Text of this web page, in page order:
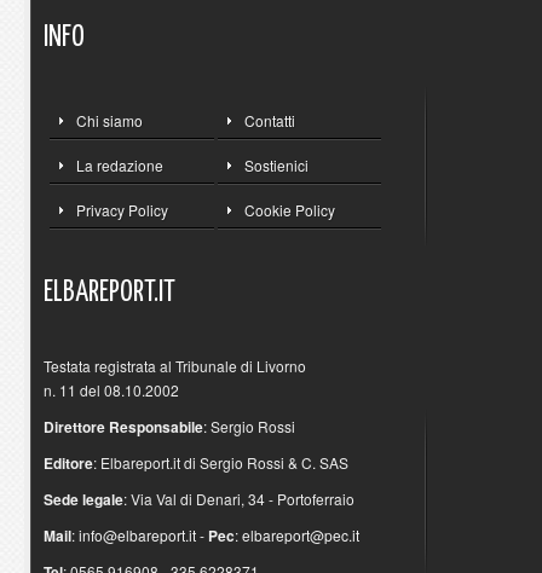
INFO
Chi siamo Contatti
La redazione Sostienici
Privacy Policy Cookie Policy
ELBAREPORT.IT
Testata registrata al Tribunale di Livorno
n. 11 del 08.10.2002
Direttore Responsabile: Sergio Rossi
Editore: Elbareport.it di Sergio Rossi & C. SAS
Sede legale: Via Val di Denari, 34 - Portoferraio
Mail:info@elbareport.it- Pec:elbareport@pec.it